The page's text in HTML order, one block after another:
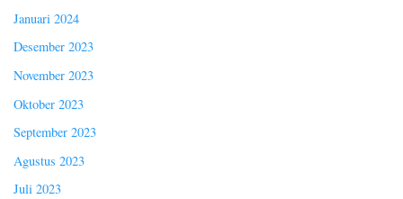
Januari 2024
Desember 2023
November 2023
Oktober 2023
September 2023
Agustus 2023
Juli 2023